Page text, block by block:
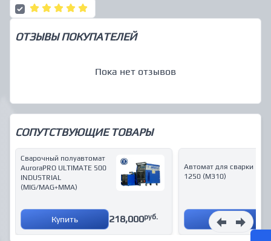
ОТЗЫВЫ ПОКУПАТЕЛЕЙ
Пока нет отзывов
СОПУТСТВУЮЩИЕ ТОВАРЫ
Сварочный полуавтомат
AuroraPRO ULTIMATE 500
INDUSTRIAL
(MIG/MAG+MMA)
Купить 218,000руб.
Автомат для сварки MZ
1250 (М310)
Купить